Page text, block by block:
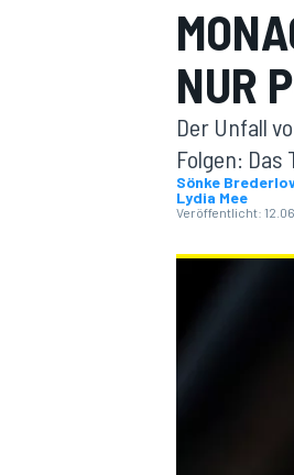
MOTOGP
NUR
Der Unfall
Folgen:
Sönke
Lydia Mee
Veröffentlicht: